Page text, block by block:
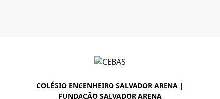
COLÉGIO ENGENHEIRO SALVADOR ARENA |
FUNDAÇÃO SALVADOR ARENA